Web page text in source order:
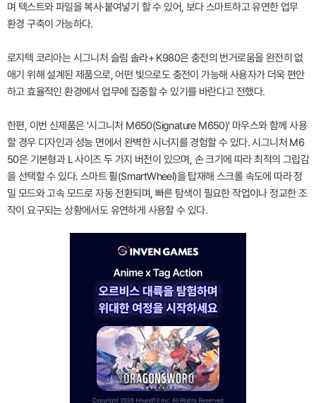
며 텍스트와 파일을 복사·붙여넣기 할 수 있어, 보다 스마트하고 유연한 업무
환경 구축이 가능하다.
로지텍 코리아는 시그니처 슬림 솔라+ K980은 충전의 번거로움을 완전히 없
애기 위해 설계된 제품으로, 어떤 빛으로도 충전이 가능해 사용자가 더욱 편안
하고 효율적인 환경에서 업무에 집중할 수 있기를 바란다고 전했다.
한편, 이번 신제품은 '시그니처 M650(Signature M650)' 마우스와 함께 사용
할 경우 디자인과 성능 면에서 완벽한 시너지를 경험할 수 있다. 시그니처 M6
50은 기본형과 L 사이즈 두 가지 버전이 있으며, 손 크기에 따라 최적의 그립감
을 선택할 수 있다. 스마트 휠(SmartWheel)을 탑재해 스크롤 속도에 따라 정
밀 모드와 고속 모드로 자동 전환되며, 빠른 탐색이 필요한 작업이나 정교한 조
작이 요구되는 상황에서도 유연하게 사용할 수 있다.